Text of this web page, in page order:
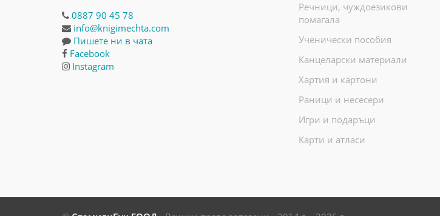
0887 90 45 78
info@knigimechta.com
Пишете ни в чата
Facebook
Instagram
Речници, чуждоезикови
помагала
Ученически пособия
Канцеларски материали
Хартия и картони
Раници и несесери
Игри и подаръци
Карти и атласи